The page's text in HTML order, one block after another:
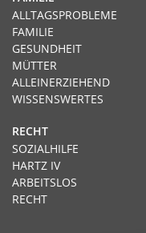
ALLTAGSPROBLEME
FAMILIE
GESUNDHEIT
MÜTTER
ALLEINERZIEHEND
WISSENSWERTES
RECHT
SOZIALHILFE
HARTZ IV
ARBEITSLOS
RECHT